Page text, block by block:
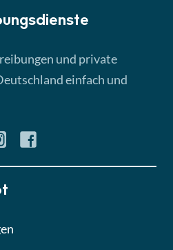
3
Min
Quiz
und private
einfach und